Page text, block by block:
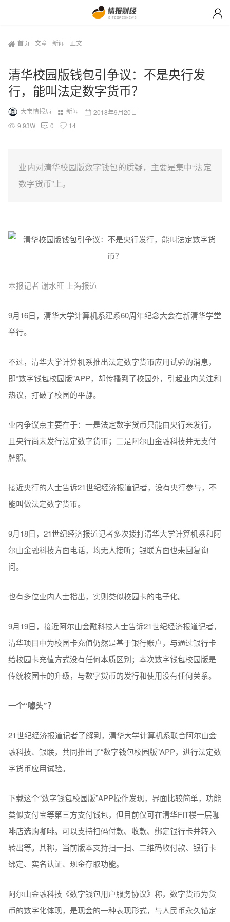
首页 -文章-新闻 - 正文
清华校园版钱包引争议：不是央行发
行，能叫法定数字货币？
大宝情报局 新闻
2018年9月20日
9.93W
0 14
业内对清华校园版数字钱包的质疑，主要是集中“法定
数字货币”上。
本报记者 谢水旺 上海报道
9月16日，清华大学计算机系建系60周年纪念大会在新清华学堂
举行。
不过，清华大学计算机系推出法定数字货币应用试验的消息，
即“数字钱包校园版”APP，却传播到了校园外，引起业内关注和
热议，打破了校园的平静。
业内争议点主要在于：一是法定数字货币只能由央行来发行，
且央行尚未发行法定数字货币；二是阿尔山金融科技并无支付
牌照。
接近央行的人士告诉21世纪经济报道记者，没有央行参与，不
能叫做法定数字货币。
9月18日，21世纪经济报道记者多次拨打清华大学计算机系和阿
尔山金融科技方面电话，均无人接听；银联方面也未回复询
问。
也有多位业内人士指出，实则类似校园卡的电子化。
9月19日，接近阿尔山金融科技人士告诉21世纪经济报道记者，
清华项目中为校园卡充值仍然是基于银行账户，与通过银行卡
给校园卡充值方式没有任何本质区别；本次数字钱包校园版是
传统校园卡的升级，与数字货币的发行和使用没有任何关系。
一个“噱头”？
21世纪经济报道记者了解到，清华大学计算机系联合阿尔山金
融科技、银联，共同推出了“数字钱包校园版”APP，进行法定数
字货币应用试验。
下载这个“数字钱包校园版”APP操作发现，界面比较简单，功能
类似支付宝等第三方支付钱包，但目前仅可在清华FIT楼一层咖
啡店选购咖啡。可以支持扫码付款、收款、绑定银行卡并转入
转出等。其称，当前版本支持扫一扫、二维码收付款、银行卡
绑定、实名认证、现金存取功能。
阿尔山金融科技《数字钱包用户服务协议》称，数字货币为货
币的数字化体现，是现金的一种表现形式，与人民币永久锚定